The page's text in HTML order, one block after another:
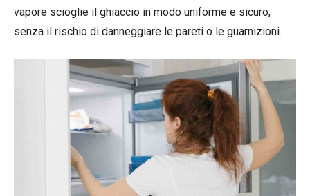
vapore scioglie il ghiaccio in modo uniforme e sicuro,
senza il rischio di danneggiare le pareti o le guarnizioni.